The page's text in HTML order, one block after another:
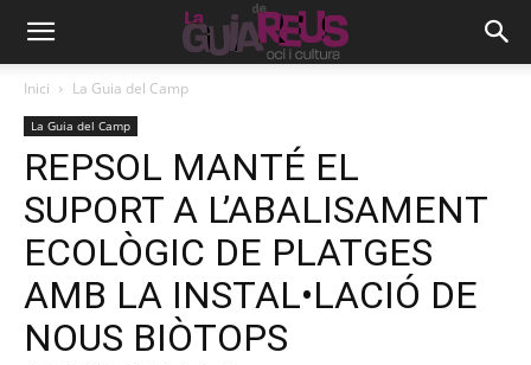
Inici La Guia del Camp
La Guia del Camp
REPSOL MANTÉ EL
SUPORT A L’ABALISAMENT
ECOLÒGIC DE PLATGES
AMB LA INSTAL•LACIÓ DE
NOUS BIÒTOPS